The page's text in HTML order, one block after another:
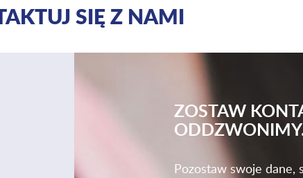
SIĘ Z NAMI
ZOSTAW
Pozostaw swoje dane,